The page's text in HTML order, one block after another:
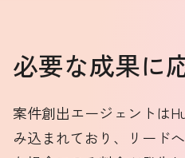
必要な成果に
案件創出エージェントは
み込まれており、リード